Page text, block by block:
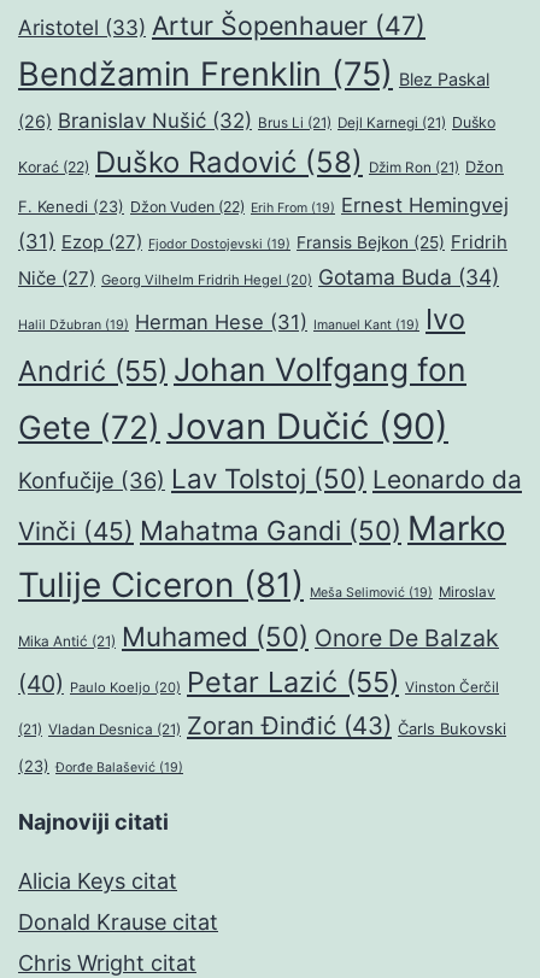
Aristotel (33) Artur Šopenhauer (47)
Bendžamin Frenklin (75) Blez Paskal
(26) Branislav Nušić (32) Brus Li (21) Dejl Karnegi (21) Duško
Korać (22) Duško Radović (58) Džim Ron (21) Džon
F. Kenedi (23) Džon Vuden (22) Erih From (19) Ernest Hemingvej
(31) Ezop (27) Fjodor Dostojevski (19) Fransis Bejkon (25) Fridrih
Niče (27) Georg Vilhelm Fridrih Hegel (20) Gotama Buda (34)
Halil Džubran (19) Herman Hese (31) Imanuel Kant (19)
Ivo
Andrić (55) Johan Volfgang fon
Gete (72) Jovan Dučić (90)
Konfučije (36) Lav Tolstoj (50) Leonardo da
Vinči (45) Mahatma Gandi (50) Marko
Tulije Ciceron (81) Meša Selimović (19) Miroslav
Mika Antić (21) Muhamed (50) Onore De Balzak
(40) Paulo Koeljo (20) Petar Lazić (55) Vinston Čerčil
(21) Vladan Desnica (21) Zoran Đinđić (43) Čarls Bukovski
(23) Đorđe Balašević (19)
Najnoviji citati
Alicia Keys citat
Donald Krause citat
Chris Wright citat